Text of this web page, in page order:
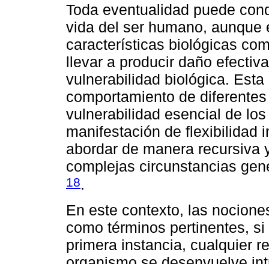
Toda eventualidad puede
vida del ser humano,
características biológicas
llevar a producir daño
vulnerabilidad biológica.
comportamiento de
vulnerabilidad esencial de
manifestación de flexibilidad
abordar de manera recursiva
complejas circunstancias
18.
En este contexto, las
como términos pertinentes,
primera instancia, cualquier